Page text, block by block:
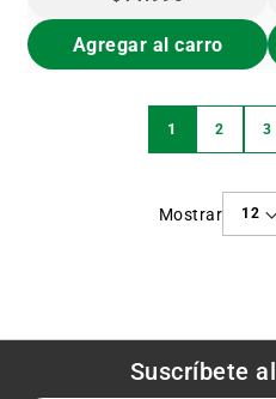
Agregar al carro
la
1
2
3
Mostrar
Suscríbete al